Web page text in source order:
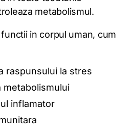
metabolismul.
in corpul uman, cum
raspunsului la stres
metabolismului
inflamator